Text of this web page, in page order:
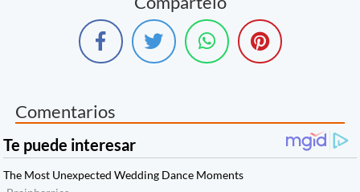
Comentarios